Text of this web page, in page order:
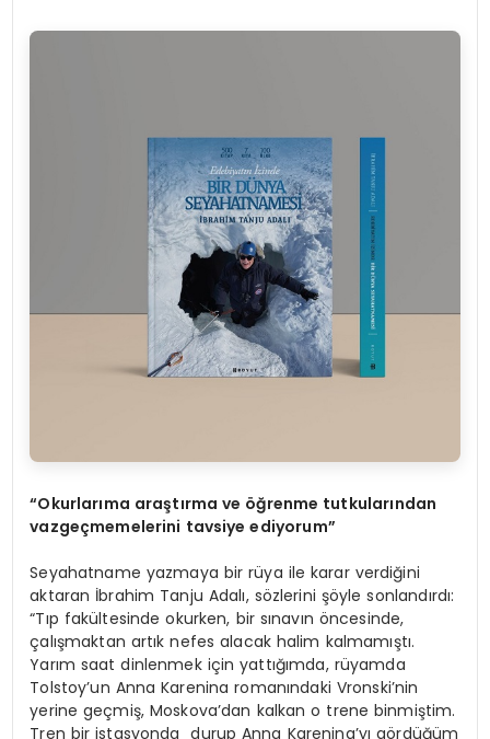
“Okurlarıma araştırma ve öğrenme tutkularından
vazgeçmemelerini tavsiye ediyorum”
Seyahatname yazmaya bir rüya ile karar verdiğini
aktaran İbrahim Tanju Adalı, sözlerini şöyle sonlandırdı:
“Tıp fakültesinde okurken, bir sınavın öncesinde,
çalışmaktan artık nefes alacak halim kalmamıştı.
Yarım saat dinlenmek için yattığımda, rüyamda
Tolstoy’un Anna Karenina romanındaki Vronski’nin
yerine geçmiş, Moskova’dan kalkan o trene binmiştim.
Tren bir istasyonda durup Anna Karenina’yı gördüğüm